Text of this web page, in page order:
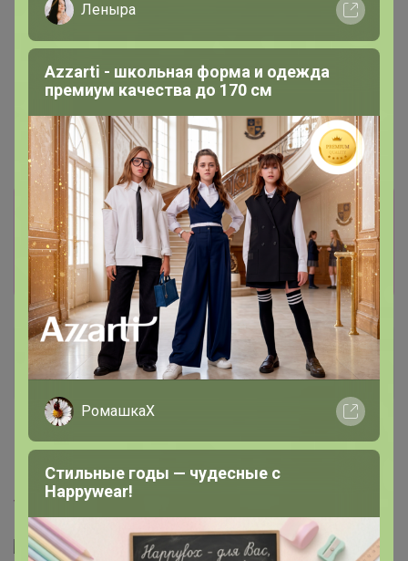
Информация о заказах доступна
лишь членам клуба
Показать
iradka
Кандидат в магистры
13 февраля, 2021 09:28
СЛАДКАЯ, Добавьте
www.ikea.com/ru/ru/p/oksby-oksbi-pridvernyy-kovrik...
Леныра
Azzarti - школьная форма и одежда
премиум качества до 170 см
РомашкаХ
Стильные годы — чудесные с
Happywear!